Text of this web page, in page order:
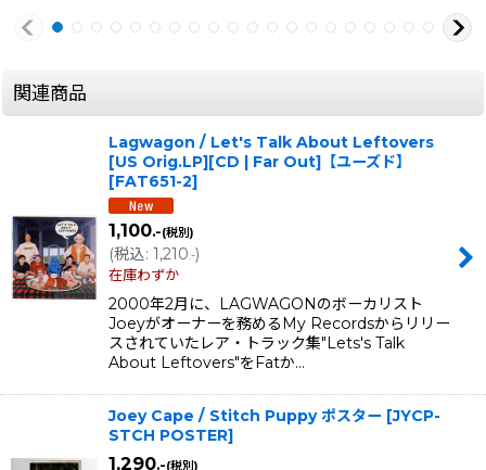
関連商品
Lagwagon / Let's Talk About Leftovers
[US Orig.LP][CD | Far Out]【ユーズド】
[FAT651-2]
1,100.-(税別)
(税込: 1,210.-)
在庫わずか
2000年2月に、LAGWAGONのボーカリスト
Joeyがオーナーを務めるMy Recordsからリリー
スされていたレア・トラック集"Lets's Talk
About Leftovers"をFatか…
Joey Cape / Stitch Puppy ポスター [JYCP-
STCH POSTER]
1,290.-(税別)